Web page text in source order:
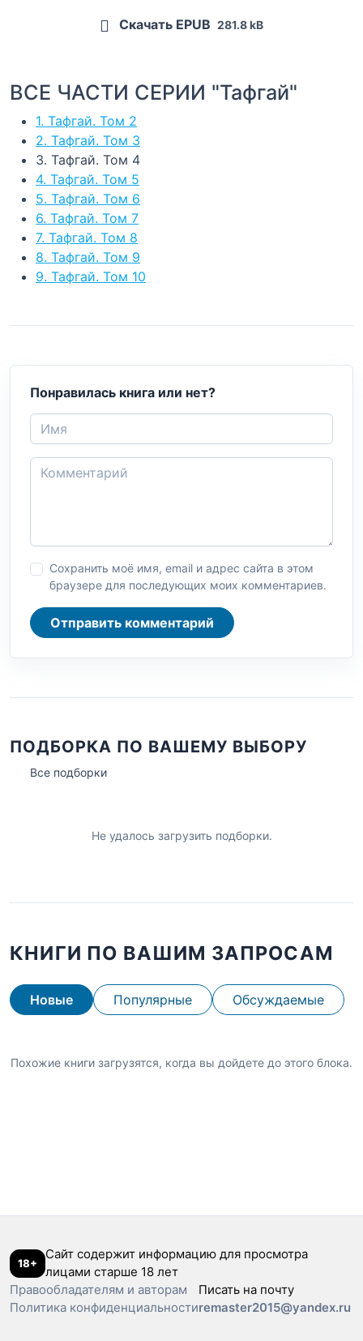
Скачать EPUB 281.8 kB
ВСЕ ЧАСТИ СЕРИИ "Тафгай"
1. Тафгай. Том 2
2. Тафгай. Том 3
3. Тафгай. Том 4
4. Тафгай. Том 5
5. Тафгай. Том 6
6. Тафгай. Том 7
7. Тафгай. Том 8
8. Тафгай. Том 9
9. Тафгай. Том 10
Понравилась книга или нет?
Сохранить моё имя, email и адрес сайта в этом
браузере для последующих моих комментариев.
Отправить комментарий
ПОДБОРКА ПО ВАШЕМУ ВЫБОРУ
Все подборки
Не удалось загрузить подборки.
КНИГИ ПО ВАШИМ ЗАПРОСАМ
Новые Популярные Обсуждаемые
Похожие книги загрузятся, когда вы дойдете до этого блока.
18+
Сайт содержит информацию для просмотра
лицами старше 18 лет
Правообладателям и авторам
Политика конфиденциальности
Писать на почту
remaster2015@yandex.ru